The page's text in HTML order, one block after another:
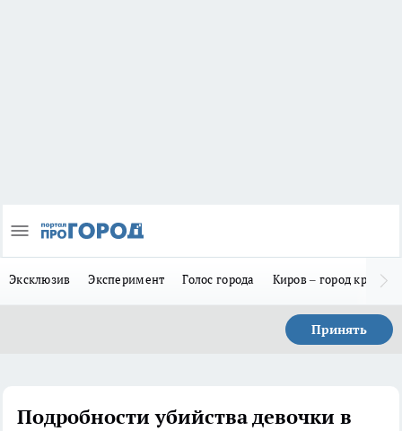
Эксклюзив Эксперимент Голос города Киров – город
Принять
Подробности убийства девочки в